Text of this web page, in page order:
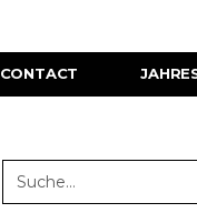
CONTACT